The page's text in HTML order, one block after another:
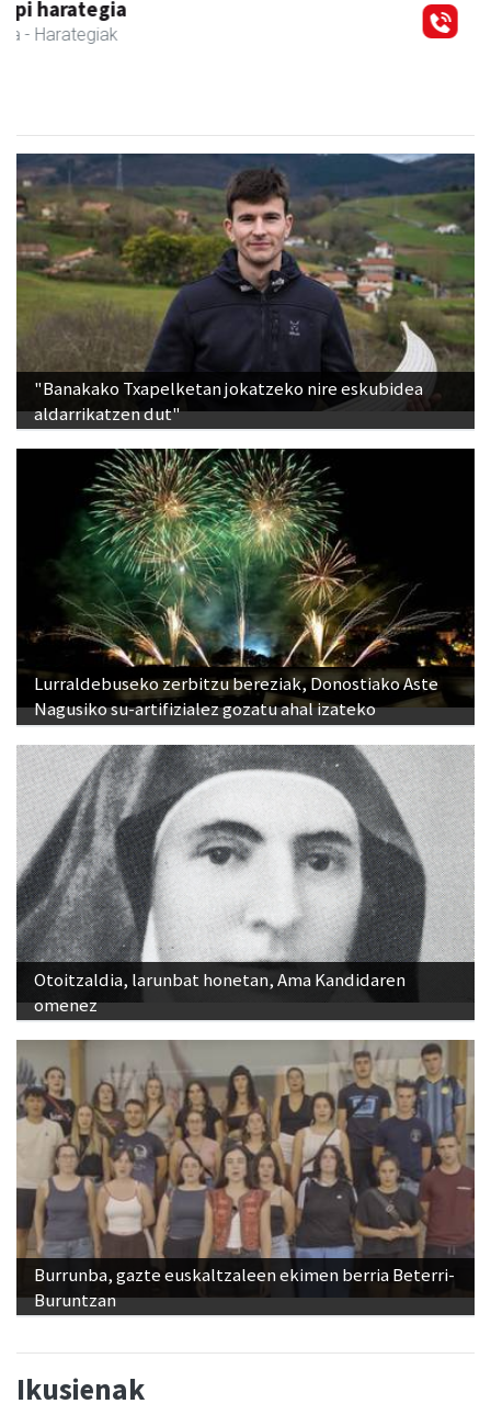
"Banakako Txapelketan jokatzeko nire eskubidea
aldarrikatzen dut"
Lurraldebuseko zerbitzu bereziak, Donostiako Aste
Nagusiko su-artifizialez gozatu ahal izateko
Otoitzaldia, larunbat honetan, Ama Kandidaren
omenez
Burrunba, gazte euskaltzaleen ekimen berria Beterri-
Buruntzan